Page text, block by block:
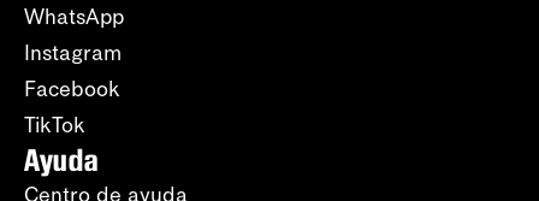
WhatsApp
Instagram
Facebook
TikTok
Ayuda
Centro de ayuda